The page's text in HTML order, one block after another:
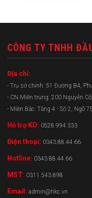
CÔNG TY TNHH
Địa chỉ:
- Trụ sở chính: 51 Đường B4,
- CN Miền trung: 200 Nguyễn
- Miền Bắc: Tầng 4 - Số 2, Ngõ
Hỗ trợ KD: 0528.994.333
Điện thoại: 0343.88.44.66
Hotline: 0343.88.44.66
MST: 0311.543.898
Email: admin@hkc.vn